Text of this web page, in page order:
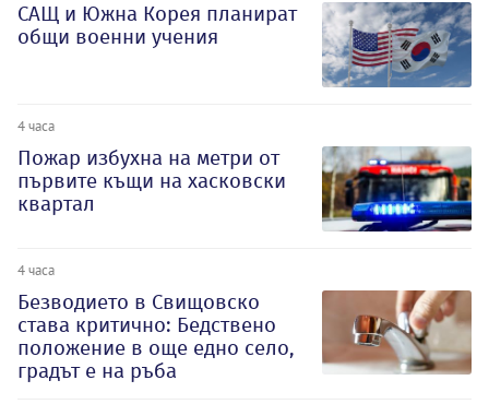
САЩ и Южна Корея планират
общи военни учения
4 часа
Пожар избухна на метри от
първите къщи на хасковски
квартал
4 часа
Безводието в Свищовско
става критично: Бедствено
положение в още едно село,
градът е на ръба